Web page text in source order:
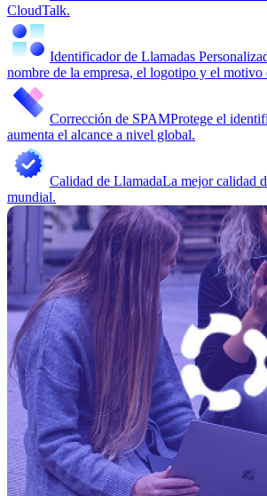
CloudTalk.
Identificador de Llamadas
nombre de la empresa, el logotipo y el motivo
Corrección de SPAMProtege el
aumenta el alcance a nivel global.
Calidad de LlamadaLa mejor calidad
mundial.